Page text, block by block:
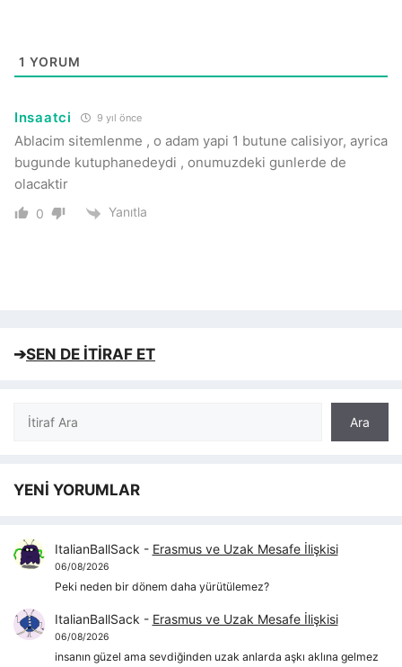
1 YORUM
Insaatci 9 yıl önce
Ablacim sitemlenme , o adam yapi 1 butune calisiyor, ayrica
bugunde kutuphanedeydi , onumuzdeki gunlerde de
olacaktir
0 Yanıtla
➔SEN DE İTİRAF ET
Ara
Ara
YENİ YORUMLAR
ItalianBallSack - Erasmus ve Uzak Mesafe İlişkisi
06/08/2026
Peki neden bir dönem daha yürütülemez?
ItalianBallSack - Erasmus ve Uzak Mesafe İlişkisi
06/08/2026
insanın güzel ama sevdiğinden uzak anlarda aşkı aklına gelmez